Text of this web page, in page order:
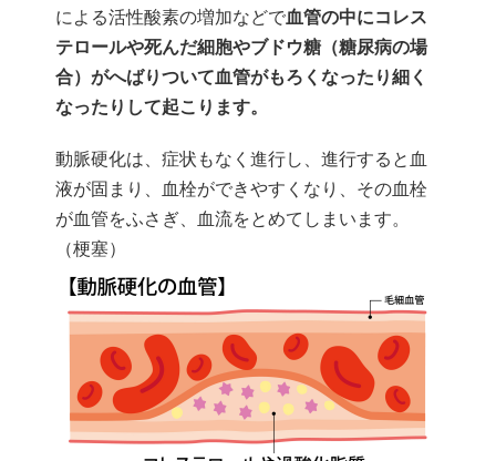
による活性酸素の増加などで血管の中にコレス
テロールや死んだ細胞やブドウ糖（糖尿病の場
合）がへばりついて血管がもろくなったり細く
なったりして起こります。
動脈硬化は、症状もなく進行し、進行すると血
液が固まり、血栓ができやすくなり、その血栓
が血管をふさぎ、血流をとめてしまいます。
（梗塞）